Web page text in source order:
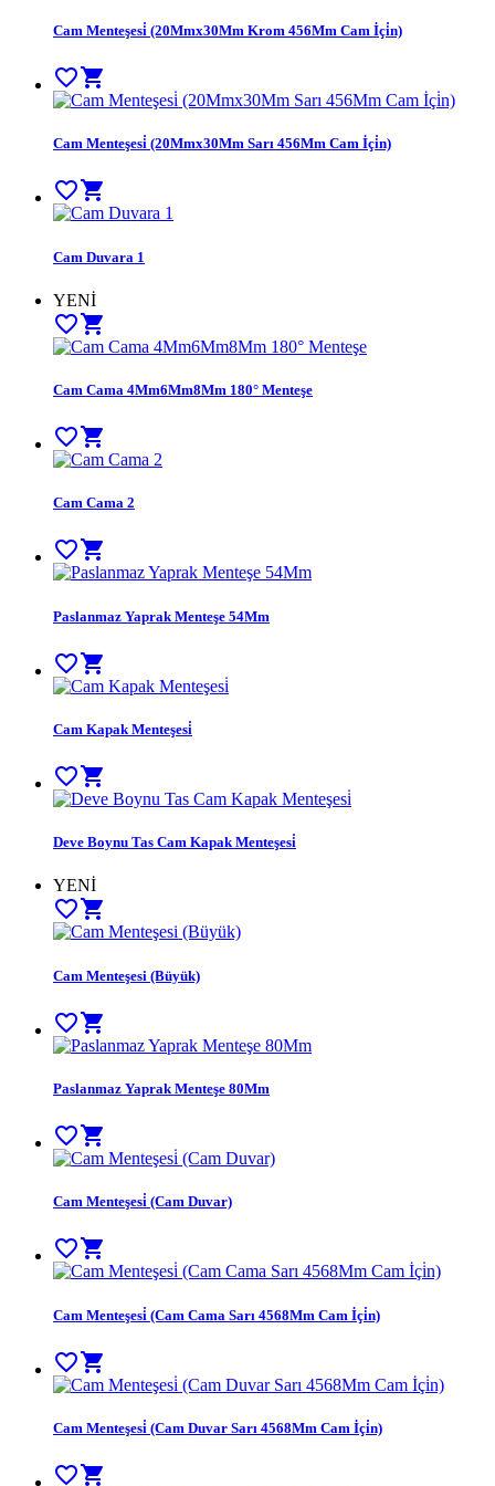
Cam Menteşesi̇ (20Mmx30Mm Krom 456Mm Cam İçi̇n)
favorite_bordershopping_cart
Cam Menteşesi̇ (20Mmx30Mm Sarı 456Mm Cam İçi̇n)
favorite_bordershopping_cart
Cam Duvara 1
YENİ
favorite_bordershopping_cart
Cam Cama 4Mm6Mm8Mm 180° Menteşe
favorite_bordershopping_cart
Cam Cama 2
favorite_border shopping_cart
Paslanmaz Yaprak Menteşe 54Mm
favorite_bordershopping_cart
Cam Kapak Menteşesi̇
favorite_bordershopping_cart
Deve Boynu Tas Cam Kapak Menteşesi̇
YENİ
favorite_border shopping_cart
Cam Menteşesi (Büyük)
favorite_bordershopping_cart
Paslanmaz Yaprak Menteşe 80Mm
favorite_bordershopping_cart
Cam Menteşesi̇ (Cam Duvar)
favorite_border shopping_cart
Cam Menteşesi̇ (Cam Cama Sarı 4568Mm Cam İçi̇n)
favorite_bordershopping_cart
Cam Menteşesi̇ (Cam Duvar Sarı 4568Mm Cam İçi̇n)
favorite_bordershopping_cart